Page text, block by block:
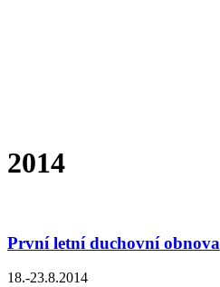
2014
První letní duchovní obnova
18.-23.8.2014